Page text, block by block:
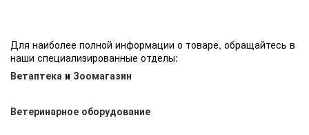
Для наиболее полной информации о товаре, обращайтесь в
наши специализированные отделы:
Ветаптека и Зоомагазин
Ветеринарное оборудование